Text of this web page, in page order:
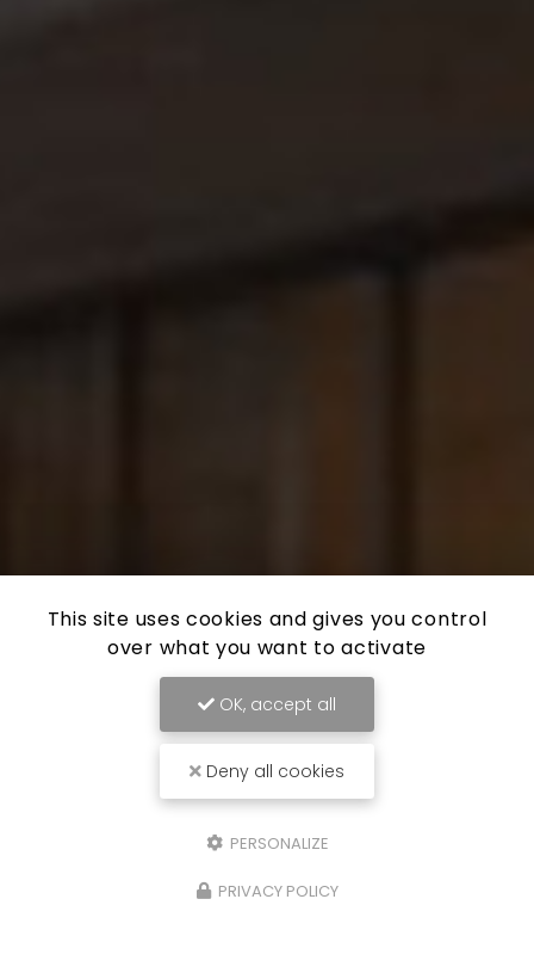
This site uses cookies and gives you control
over what you want to activate
OK, accept all
Deny all cookies
PERSONALIZE
PRIVACY POLICY